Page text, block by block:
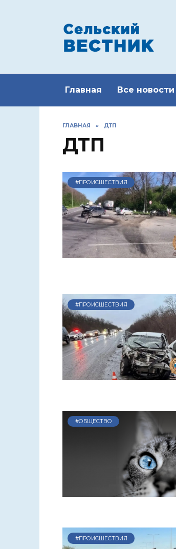
Главная Все новости
ГЛАВНАЯ » ДТП
ДТП
#ПРОИСШЕСТВИЯ
#ПРОИСШЕСТВИЯ
#ОБЩЕСТВО
#ПРОИСШЕСТВИЯ